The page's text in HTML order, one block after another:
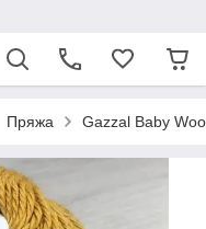
Пряжа Gazzal Baby